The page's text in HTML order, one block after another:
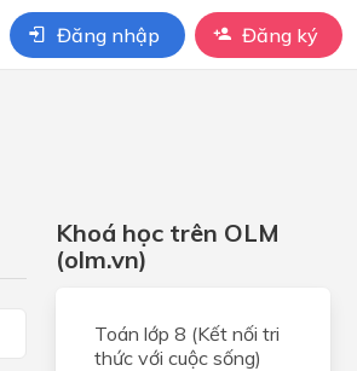
Đăng nhập Đăng ký
Khoá học trên OLM
(olm.vn)
Toán lớp 8 (Kết nối tri
thức với cuộc sống)